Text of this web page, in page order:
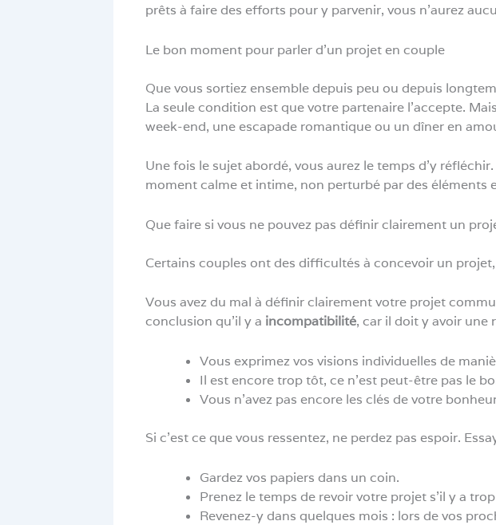
prêts à faire des efforts pour y parvenir, vous n’aurez
Le bon moment pour parler d’un projet en couple
Que vous sortiez ensemble depuis peu ou depuis
La seule condition est que votre partenaire l’accepte.
week-end, une escapade romantique ou un dîner en
Une fois le sujet abordé, vous aurez le temps d’y
moment calme et intime, non perturbé par des éléments
Que faire si vous ne pouvez pas définir clairement un
Certains couples ont des difficultés à concevoir un
Vous avez du mal à définir clairement votre projet
conclusion qu’il y a incompatibilité, car il doit y avoir une
Vous exprimez vos visions individuelles de
Il est encore trop tôt, ce n’est peut-être pas le
Vous n’avez pas encore les clés de votre
Si c’est ce que vous ressentez, ne perdez pas espoir.
Gardez vos papiers dans un coin.
Prenez le temps de revoir votre projet s’il y a
Revenez-y dans quelques mois : lors de vos